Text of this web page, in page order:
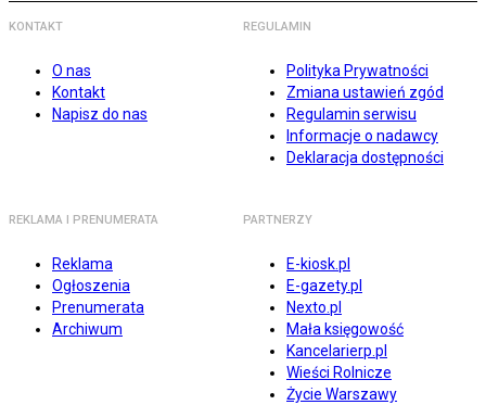
KONTAKT
O nas
Kontakt
Napisz do nas
REGULAMIN
Polityka Prywatności
Zmiana ustawień zgód
Regulamin serwisu
Informacje o nadawcy
Deklaracja dostępności
REKLAMA I PRENUMERATA
Reklama
Ogłoszenia
Prenumerata
Archiwum
PARTNERZY
E-kiosk.pl
E-gazety.pl
Nexto.pl
Mała księgowość
Kancelarierp.pl
Wieści Rolnicze
Życie Warszawy